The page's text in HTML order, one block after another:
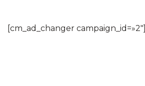
[cm_ad_changer campaign_id=»2″]